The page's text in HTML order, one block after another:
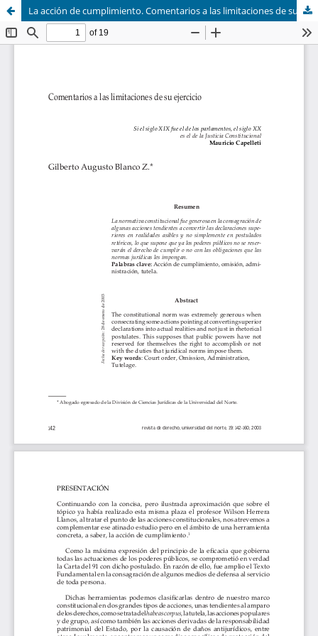
La acción de cumplimiento. Comentarios a las limitaciones de su ejercicio